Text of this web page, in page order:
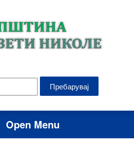
Open Menu